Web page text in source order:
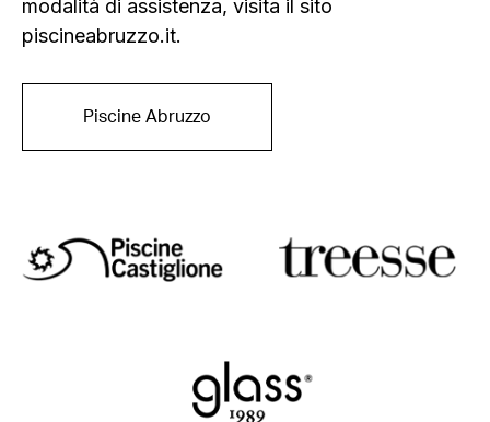
modalità di assistenza, visita il sito
piscineabruzzo.it.
Piscine Abruzzo